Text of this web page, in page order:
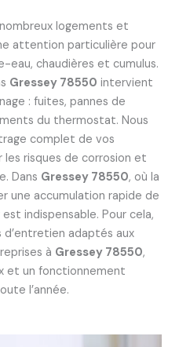
logements et
attention particulière pour
eau, chaudières et cumulus.
Gressey 78550 intervient
: fuites, pannes de
du thermostat. Nous
complet de vos
risques de corrosion et
Dans Gressey 78550, où la
une accumulation rapide de
indispensable. Pour cela,
adaptés aux
à Gressey 78550,
et un fonctionnement
l’année.